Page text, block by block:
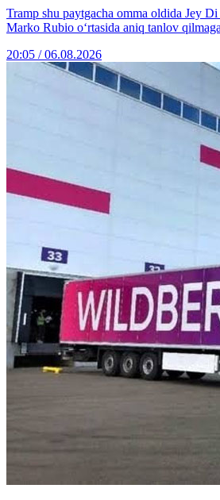
Tramp shu paytgacha omma oldida Jey
Marko Rubio o‘rtasida aniq tanlov
20:05 / 06.08.2026